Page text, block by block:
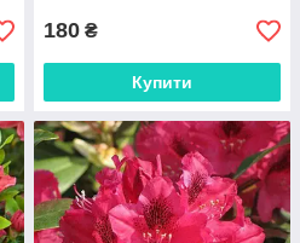
180 ₴
Купити